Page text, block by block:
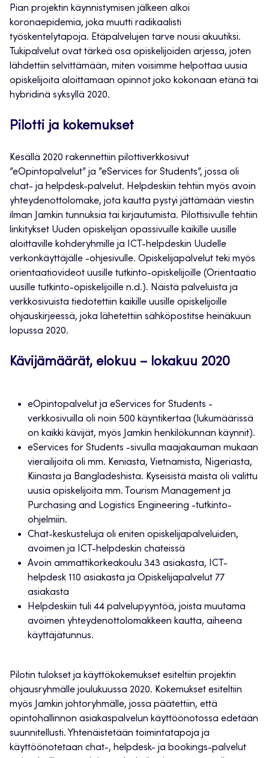
Pian projektin käynnistymisen jälkeen alkoi
koronaepidemia, joka muutti radikaalisti
työskentelytapoja. Etäpalvelujen tarve nousi akuutiksi.
Tukipalvelut ovat tärkeä osa opiskelijoiden arjessa, joten
lähdettiin selvittämään, miten voisimme helpottaa uusia
opiskelijoita aloittamaan opinnot joko kokonaan etänä tai
hybridinä syksyllä 2020.
Pilotti ja kokemukset
Kesällä 2020 rakennettiin pilottiverkkosivut
”eOpintopalvelut” ja ”eServices for Students”, jossa oli
chat- ja helpdesk-palvelut. Helpdeskiin tehtiin myös avoin
yhteydenottolomake, jota kautta pystyi jättämään viestin
ilman Jamkin tunnuksia tai kirjautumista. Pilottisivulle tehtiin
linkitykset Uuden opiskelijan opassivuille kaikille uusille
aloittaville kohderyhmille ja ICT-helpdeskin Uudelle
verkonkäyttäjälle -ohjesivulle. Opiskelijapalvelut teki myös
orientaatiovideot uusille tutkinto-opiskelijoille (Orientaatio
uusille tutkinto-opiskelijoille n.d.). Näistä palveluista ja
verkkosivuista tiedotettiin kaikille uusille opiskelijoille
ohjauskirjeessä, joka lähetettiin sähköpostitse heinäkuun
lopussa 2020.
Kävijämäärät, elokuu – lokakuu 2020
eOpintopalvelut ja eServices for Students -
verkkosivuilla oli noin 500 käyntikertaa (lukumäärissä
on kaikki kävijät, myös Jamkin henkilökunnan käynnit).
eServices for Students -sivulla maajakauman mukaan
vierailijoita oli mm. Keniasta, Vietnamista, Nigeriasta,
Kiinasta ja Bangladeshista. Kyseisistä maista oli valittu
uusia opiskelijoita mm. Tourism Management ja
Purchasing and Logistics Engineering -tutkinto-
ohjelmiin.
Chat-keskusteluja oli eniten opiskelijapalveluiden,
avoimen ja ICT-helpdeskin chateissä
Avoin ammattikorkeakoulu 343 asiakasta, ICT-
helpdesk 110 asiakasta ja Opiskelijapalvelut 77
asiakasta
Helpdeskiin tuli 44 palvelupyyntöä, joista muutama
avoimen yhteydenottolomakkeen kautta, aiheena
käyttäjätunnus.
Pilotin tulokset ja käyttökokemukset esiteltiin projektin
ohjausryhmälle joulukuussa 2020. Kokemukset esiteltiin
myös Jamkin johtoryhmälle, jossa päätettiin, että
opintohallinnon asiakaspalvelun käyttöönotossa edetään
suunnitellusti. Yhtenäistetään toimintatapoja ja
käyttöönotetaan chat-, helpdesk- ja bookings-palvelut